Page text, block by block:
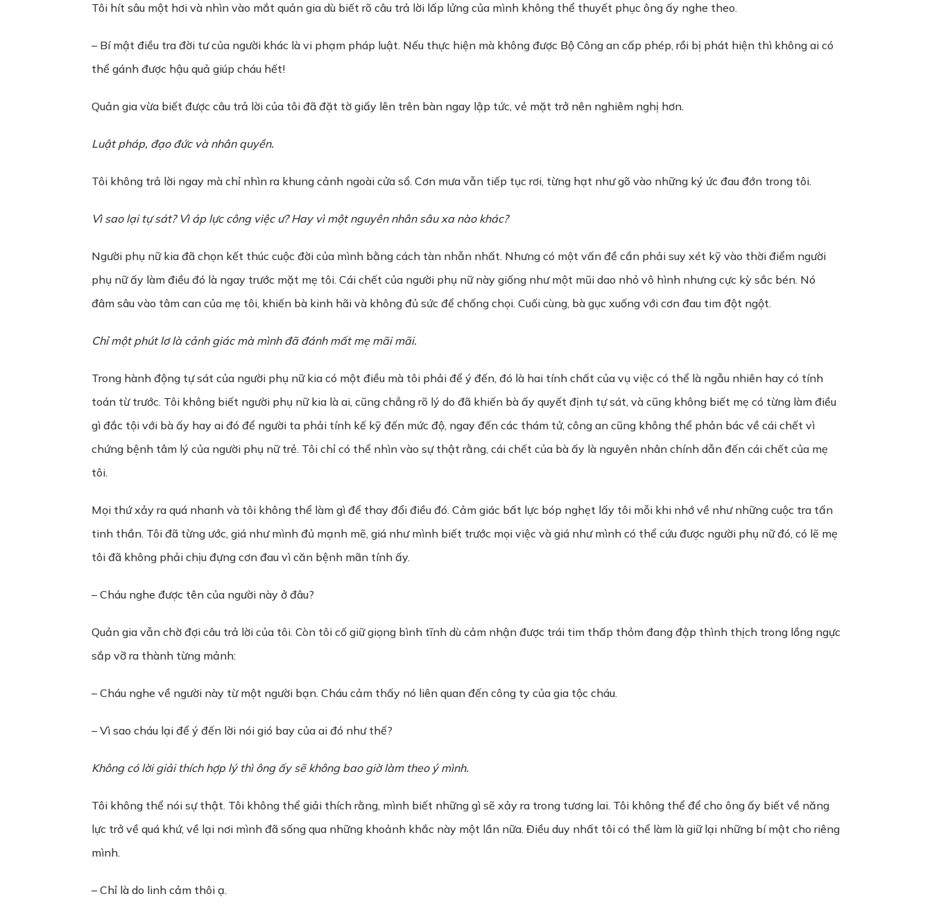
Tôi hít sâu một hơi và nhìn vào mắt quản gia dù biết rõ câu trả lời lấp lửng của mình không thể thuyết phục ông ấy nghe theo.
– Bí mật điều tra đời tư của người khác là vi phạm pháp luật. Nếu thực hiện mà không được Bộ Công an cấp phép, rồi bị phát hiện thì không ai có
thể gánh được hậu quả giúp cháu hết!
Quản gia vừa biết được câu trả lời của tôi đã đặt tờ giấy lên trên bàn ngay lập tức, vẻ mặt trở nên nghiêm nghị hơn.
Luật pháp, đạo đức và nhân quyền.
Tôi không trả lời ngay mà chỉ nhìn ra khung cảnh ngoài cửa sổ. Cơn mưa vẫn tiếp tục rơi, từng hạt như gõ vào những ký ức đau đớn trong tôi.
Vì sao lại tự sát? Vì áp lực công việc ư? Hay vì một nguyên nhân sâu xa nào khác?
Người phụ nữ kia đã chọn kết thúc cuộc đời của mình bằng cách tàn nhẫn nhất. Nhưng có một vấn đề cần phải suy xét kỹ vào thời điểm người
phụ nữ ấy làm điều đó là ngay trước mặt mẹ tôi. Cái chết của người phụ nữ này giống như một mũi dao nhỏ vô hình nhưng cực kỳ sắc bén. Nó
đâm sâu vào tâm can của mẹ tôi, khiến bà kinh hãi và không đủ sức để chống chọi. Cuối cùng, bà gục xuống với cơn đau tim đột ngột.
Chỉ một phút lơ là cảnh giác mà mình đã đánh mất mẹ mãi mãi.
Trong hành động tự sát của người phụ nữ kia có một điều mà tôi phải để ý đến, đó là hai tính chất của vụ việc có thể là ngẫu nhiên hay có tính
toán từ trước. Tôi không biết người phụ nữ kia là ai, cũng chẳng rõ lý do đã khiến bà ấy quyết định tự sát, và cũng không biết mẹ có từng làm điều
gì đắc tội với bà ấy hay ai đó để người ta phải tính kế kỹ đến mức độ, ngay đến các thám tử, công an cũng không thể phản bác về cái chết vì
chứng bệnh tâm lý của người phụ nữ trẻ. Tôi chỉ có thể nhìn vào sự thật rằng, cái chết của bà ấy là nguyên nhân chính dẫn đến cái chết của mẹ
tôi.
Mọi thứ xảy ra quá nhanh và tôi không thể làm gì để thay đổi điều đó. Cảm giác bất lực bóp nghẹt lấy tôi mỗi khi nhớ về như những cuộc tra tấn
tinh thần. Tôi đã từng ước, giá như mình đủ mạnh mẽ, giá như mình biết trước mọi việc và giá như mình có thể cứu được người phụ nữ đó, có lẽ mẹ
tôi đã không phải chịu đựng cơn đau vì căn bệnh mãn tính ấy.
– Cháu nghe được tên của người này ở đâu?
Quản gia vẫn chờ đợi câu trả lời của tôi. Còn tôi cố giữ giọng bình tĩnh dù cảm nhận được trái tim thấp thỏm đang đập thình thịch trong lồng ngực
sắp vỡ ra thành từng mảnh:
– Cháu nghe về người này từ một người bạn. Cháu cảm thấy nó liên quan đến công ty của gia tộc cháu.
– Vì sao cháu lại để ý đến lời nói gió bay của ai đó như thế?
Không có lời giải thích hợp lý thì ông ấy sẽ không bao giờ làm theo ý mình.
Tôi không thể nói sự thật. Tôi không thể giải thích rằng, mình biết những gì sẽ xảy ra trong tương lai. Tôi không thể để cho ông ấy biết về năng
lực trở về quá khứ, về lại nơi mình đã sống qua những khoảnh khắc này một lần nữa. Điều duy nhất tôi có thể làm là giữ lại những bí mật cho riêng
mình.
– Chỉ là do linh cảm thôi ạ.